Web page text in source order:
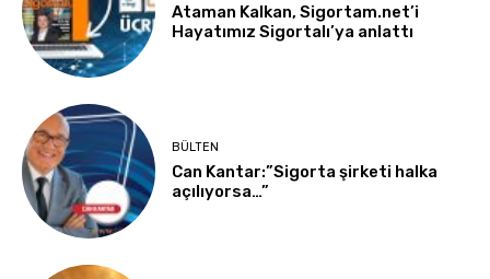
Ataman Kalkan, Sigortam.net’i
Hayatımız Sigortalı’ya anlattı
BÜLTEN
Can Kantar:”Sigorta şirketi halka
açılıyorsa…”